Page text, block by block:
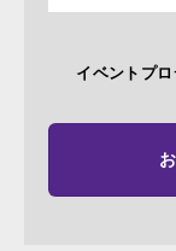
イベントプ